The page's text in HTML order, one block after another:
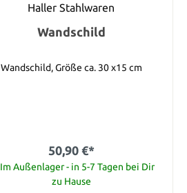
Haller Stahlwaren
Wandschild
Wandschild, Größe ca. 30 x15 cm
50,90 €*
Im Außenlager - in 5-7 Tagen bei Dir
zu Hause